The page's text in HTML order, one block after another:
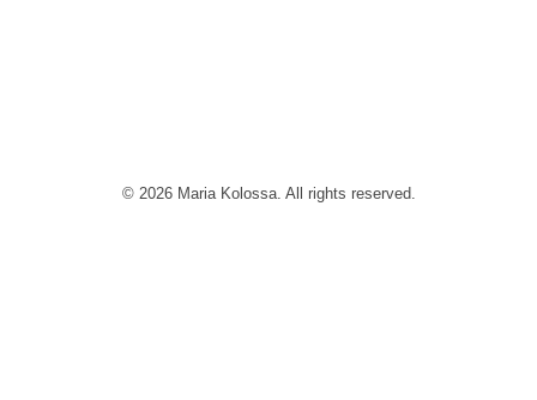
© 2026 Maria Kolossa. All rights reserved.